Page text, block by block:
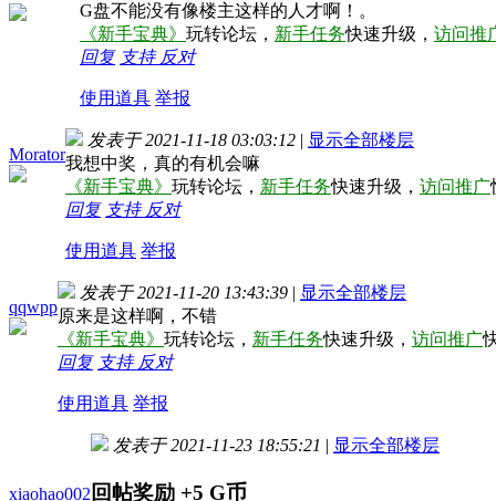
G盘不能没有像楼主这样的人才啊！。
《新手宝典》 玩转论坛， 新手任务快速升级， 访问推
回复 支持 反对
使用道具 举报
Morator
发表于 2021-11-18 03:03:12 | 显示全部楼层
我想中奖，真的有机会嘛
《新手宝典》 玩转论坛， 新手任务快速升级， 访问推广
回复 支持 反对
使用道具 举报
qqwpp
发表于 2021-11-20 13:43:39 | 显示全部楼层
原来是这样啊，不错
《新手宝典》 玩转论坛， 新手任务快速升级， 访问推广
回复 支持 反对
使用道具 举报
xiaohao002
发表于 2021-11-23 18:55:21 | 显示全部楼层
回帖奖励 +5 G币